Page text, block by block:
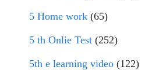
5 Home work (65)
5 th Onlie Test (252)
5th e learning video (122)